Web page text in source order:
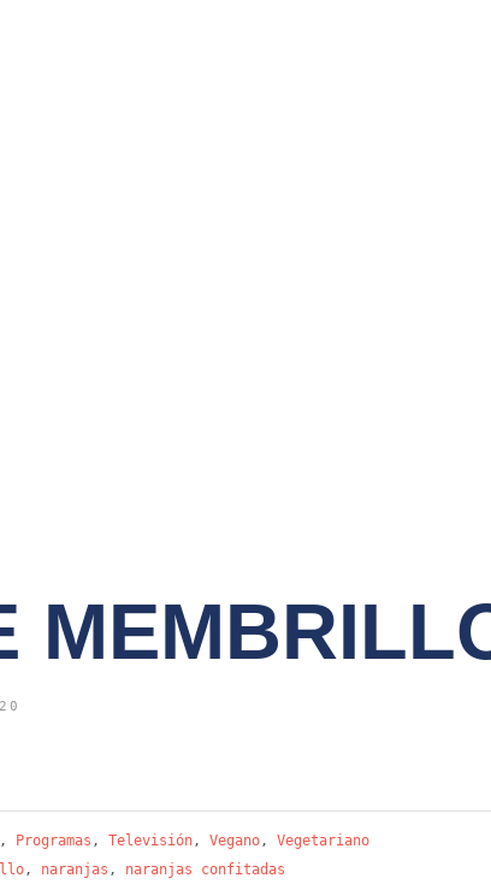
, Programas , Televisión , Vegano , Vegetariano
, naranjas , naranjas confitadas